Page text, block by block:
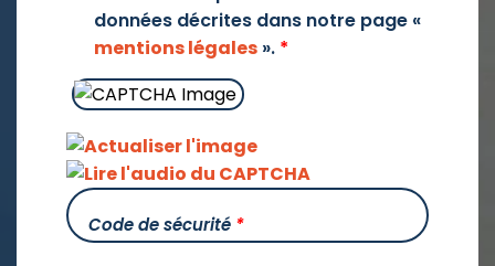
données décrites dans notre page «
mentions légales ». *
Code de sécurité *